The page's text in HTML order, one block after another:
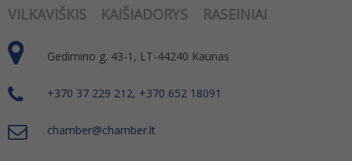
VILKAVIŠKIS
KAIŠIADORYS RASEINIAI
Gedimino g. 43-1, LT-44240 Kaunas
+370 37 229 212, +370 652 18091
chamber@chamber.lt